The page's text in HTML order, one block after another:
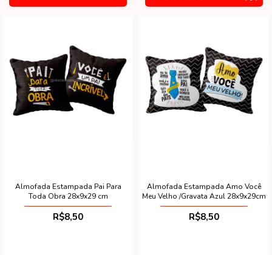
Almofada Estampada Pai Para
Toda Obra 28x9x29 cm
R$8,50
Almofada Estampada Amo Você
Meu Velho /Gravata Azul 28x9x29cm
R$8,50